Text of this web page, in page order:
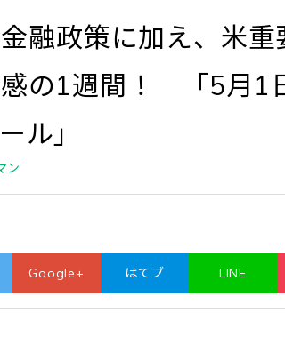
融政策に加え、米
感の1週間！ 「5月1
ル」
ン
Google+ はてブ LINE